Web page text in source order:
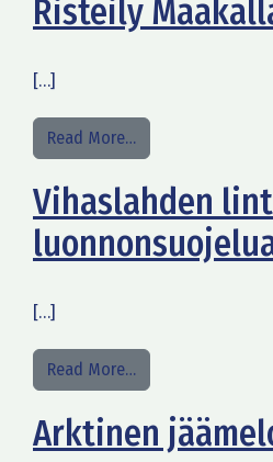
Risteily
[…]
Read More…from Risteily
Vihaslahden
[…]
Read More…from Vihaslahden
Arktinen